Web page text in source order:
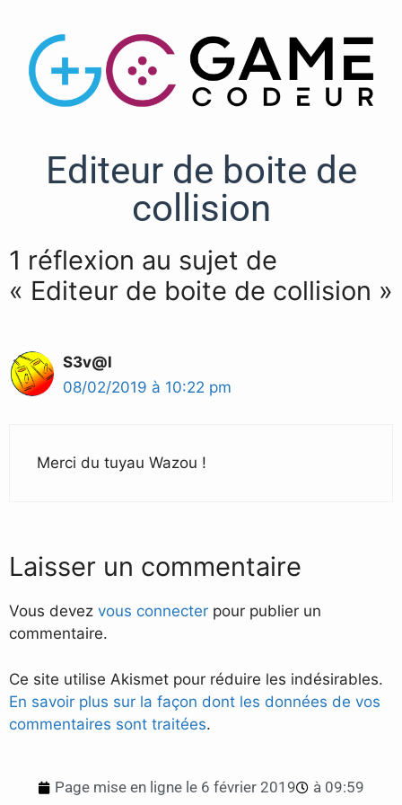
Editeur de boite de
collision
1 réflexion au sujet de
« Editeur de boite de collision »
S3v@l
08/02/2019 à 10:22 pm
Merci du tuyau Wazou !
Laisser un commentaire
Vous devez vous connecter pour publier un
commentaire.
Ce site utilise Akismet pour réduire les indésirables.
En savoir plus sur la façon dont les données de vos
commentaires sont traitées.
Page mise en ligne le 6 février 2019 à 09:59